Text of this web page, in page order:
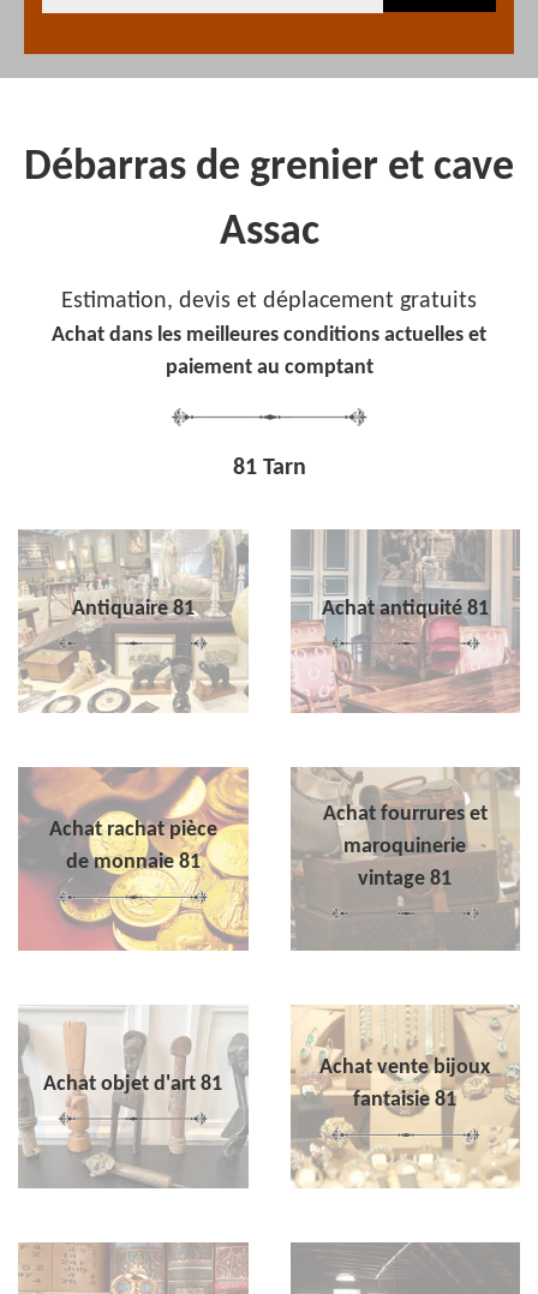
Débarras de grenier et cave
Assac
Estimation, devis et déplacement gratuits
Achat dans les meilleures conditions actuelles et
paiement au comptant
81 Tarn
Antiquaire 81 Achat antiquité 81
Achat rachat pièce
de monnaie 81
Achat fourrures et
maroquinerie
vintage 81
Achat objet d'art 81
Achat vente bijoux
fantaisie 81